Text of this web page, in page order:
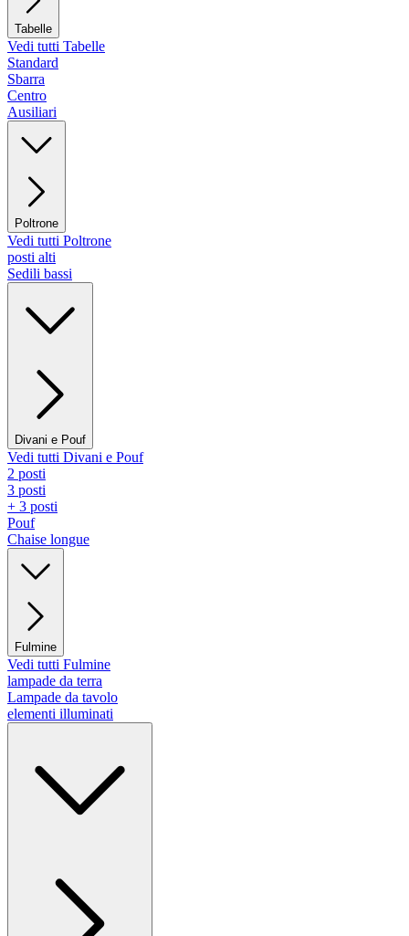
Tabelle
Vedi tutti Tabelle
Standard
Sbarra
Centro
Ausiliari
Poltrone
Vedi tutti Poltrone
posti alti
Sedili bassi
Divani e Pouf
Vedi tutti Divani e Pouf
2 posti
3 posti
+ 3 posti
Pouf
Chaise longue
Fulmine
Vedi tutti Fulmine
lampade da terra
Lampade da tavolo
elementi illuminati